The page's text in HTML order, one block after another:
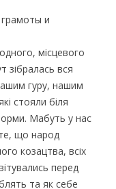
и
місцевого
зібралась вся
гуру, нашим
стояли біля
Мабуть у нас
що народ
козацтва, всіх
перед
та як себе